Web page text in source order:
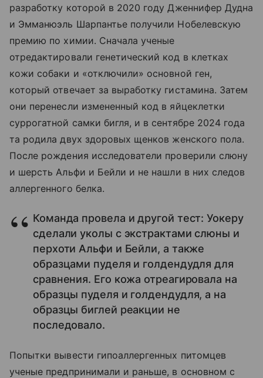
разработку которой в 2020 году Дженнифер Дудна
и Эмманюэль Шарпантье получили Нобелевскую
премию по химии. Сначала ученые
отредактировали генетический код в клетках
кожи собаки и «отключили» основной ген,
который отвечает за выработку гистамина. Затем
они перенесли измененный код в яйцеклетки
суррогатной самки бигля, и в сентябре 2024 года
та родила двух здоровых щенков женского пола.
После рождения исследователи проверили слюну
и шерсть Альфи и Бейли и не нашли в них следов
аллергенного белка.
Команда провела и другой тест: Уокеру
сделали уколы с экстрактами слюны и
перхоти Альфи и Бейли, а также
образцами пуделя и голдендудля для
сравнения. Его кожа отреагировала на
образцы пуделя и голдендудля, а на
образцы биглей реакции не
последовало.
Попытки вывести гипоаллергенных питомцев
ученые предпринимали и раньше, в основном с